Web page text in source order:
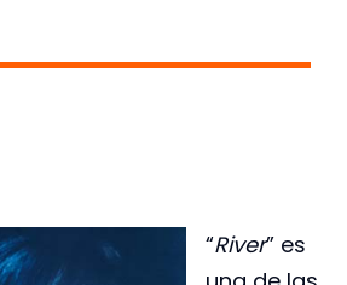
“River” es